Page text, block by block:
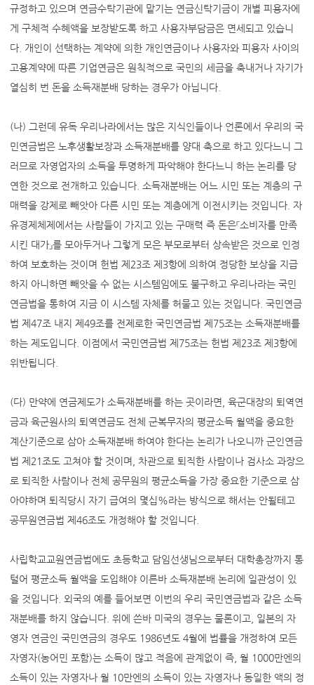
규정하고 있으며 연금수탁기관에 맡기는 연금신탁기금이 개별 피용자에
게 구체적 수혜액을 보장받도록 하고 사용자부담금은 면세되고 있습니
다. 개인이 선택하는 계약에 의한 개인연금이나 사용자와 피용자 사이의
고용계약에 따른 기업연금은 원칙적으로 국민의 세금을 축내거나 자기가
열심히 번 돈을 소득재분배 당하는 경우가 아닙니다.
(나) 그런데 유독 우리나라에서는 많은 지식인들이나 언론에서 우리의 국
민연금법은 노후생활보장과 소득재분배를 양대 축으로 하고 있다느니 그
러므로 자영업자의 소득을 투명하게 파악해야 한다느니 하는 논리를 당
연한 것으로 전개하고 있습니다. 소득재분배는 어느 시민 또는 계층의 구
매력을 강제로 빼앗아 다른 시민 또는 계층에게 이전시키는 것입니다. 자
유경제체제에서는 사람들이 가지고 있는 구매력 즉 돈은『소비자를 만족
시킨 대가』를 모아두거나 그렇게 모은 부모로부터 상속받은 것으로 인정
하여 보호하는 것이며 헌법 제23조 제3항에 의하여 정당한 보상을 지급
하지 아니하면 빼앗을 수 없는 시스템임에도 불구하고 우리나라는 국민
연금법을 통하여 지금 이 시스템 자체를 허물고 있는 것입니다. 국민연금
법 제47조 내지 제49조를 전제로한 국민연금법 제75조는 소득재분배를
하는 제도입니다. 이점에서 국민연금법 제75조는 헌법 제23조 제3항에
위반됩니다.
(다) 만약에 연금제도가 소득재분배를 하는 곳이라면, 육군대장의 퇴역연
금과 육군원사의 퇴역연금도 전체 군복무자의 평균소득 월액을 중요한
계산기준으로 삼아 소득재분배 하여야 한다는 논리가 나오니까 군인연금
법 제21조도 고쳐야 할 것이며, 차관으로 퇴직한 사람이나 검사소 과장으
로 퇴직한 사람이나 전체 공무원의 평균소득을 가장 중요한 기준으로 삼
아야하며 퇴직당시 자기 급여의 몇십%라는 방식으로 해서는 안될테고
공무원연금법 제46조도 개정해야 할 것입니다.
사립학교교원연금법에도 초등학교 담임선생님으로부터 대학총장까지 통
털어 평균소득 월액을 도입해야 이른바 소득재분배 논리에 일관성이 있
을 것입니다. 외국의 예를 들어보면 이번의 우리 국민연금법과 같은 소득
재분배를 하지 않습니다. 위에 쓴바 미국의 경우는 물론이고, 일본의 자
영자 연금인 국민연금의 경우도 1986년도 4월에 법률을 개정하여 모든
자영자(농어민 포함)는 소득이 많고 적음에 관계없이 즉, 월 1000만엔의
소득이 있는 자영자나 월 10만엔의 소득이 있는 자영자나 동일한 액의 정